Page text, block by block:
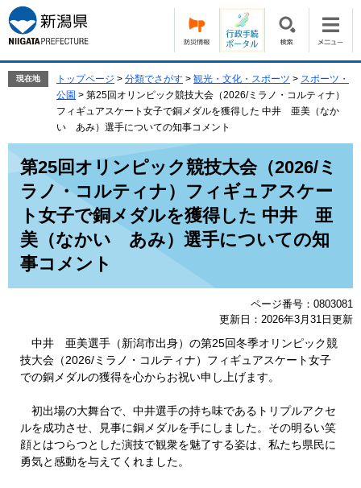
ー
ジ
の
ニ
ュ
ー
て
現在地 トップページ > 分類でさがす > 観光・文化・スポーツ > スポーツ・
公園 > 第25回オリンピック競技大会（2026/ミラノ・コルティナ）
フィギュアスケート女子で銅メダルを獲得した 中井 亜美（なか
い あみ）選手についての知事コメント
第25回オリンピック競技大会（2026/ミ
ラノ・コルティナ）フィギュアスケー
ト女子で銅メダルを獲得した 中井 亜
美（なかい あみ）選手についての知
事コメント
ページ番号：0803081
更新日：2026年3月31日更新
中井 亜美選手（新潟市出身）の第25回冬季オリンピック競
技大会（2026/ミラノ・コルティナ）フィギュアスケート女子
での銅メダルの獲得を心からお祝い申し上げます。
初出場の大舞台で、中井選手の持ち味であるトリプルアクセ
ルを成功させ、見事に銅メダルを手にしました。その明るい笑
顔とはつらつとした演技で観衆を魅了する姿は、私たち県民に
勇気と感動を与えてくれました。